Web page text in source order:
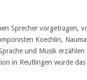
Sprecher vorgetragen,
Koechlin,
und Musik erzählen
in Reutlingen wurde